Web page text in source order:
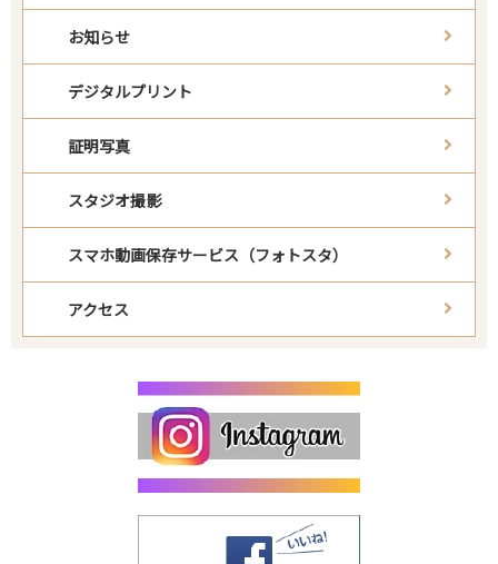
お知らせ
デジタルプリント
証明写真
スタジオ撮影
スマホ動画保存サービス（フォトスタ）
アクセス